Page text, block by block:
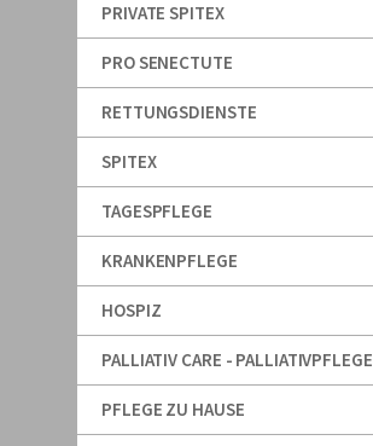
PRIVATE SPITEX
PRO SENECTUTE
RETTUNGSDIENSTE
SPITEX
TAGESPFLEGE
KRANKENPFLEGE
HOSPIZ
PALLIATIV CARE - PALLIATIVPFLEGE
PFLEGE ZU HAUSE